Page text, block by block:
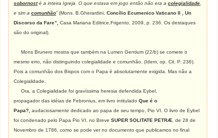
sobornosté a inteira Igreja. O que estava em jogo então não era acolegialidade
e sim acomunhão”(Mons. B.Gherardini,Concílio Ecumenico Vaticano II , Un
Discorso da Fare”,Casa Mariana Editrice,Frigento, 2009, p. 236. Os destaques
são do original).
Mons Brunero mostra que também na Lumen Gentium (22/b) se comete o
mesmo erro, não distinguindo colegialidade e comunhão. (Idem, op. Cit. P. 236).
Pois a comunhão dos Bispos com o Papa é absolutamente exigida. Mas não a
Colegialidade.
Ora, a Colegialidade foi gravíssima heresia defendida Eybel,
propagador das idéias de Febronius, em livro intituladoQue é o
Papa?,audaciosamente dedicado ao papa de seu tempo, Pio VI. O livro de Eybel
foi condenado pelo Papa Pio VI, no BreveSUPER SOLITATE PETRÆ , de 28 de
Novembro de 1786, como se pode ver no documento que publicamos no final